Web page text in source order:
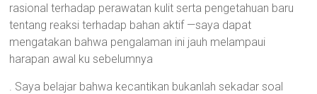
rasional terhadap perawatan kulit serta pengetahuan baru
tentang reaksi terhadap bahan aktif —saya dapat
mengatakan bahwa pengalaman ini jauh melampaui
harapan awal ku sebelumnya
. Saya belajar bahwa kecantikan bukanlah sekadar soal